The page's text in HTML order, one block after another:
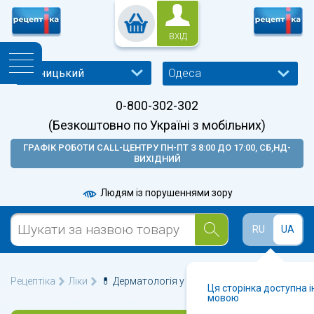
ВХІД
Одеса
0-800-302-302
(Безкоштовно по Україні з мобільних)
ГРАФІК РОБОТИ CALL-ЦЕНТРУ ПН-ПТ З 8:00 ДО 17:00, СБ,НД-
ВИХІДНИЙ
Людям із порушеннями зору
RU UA
Ця сторінка доступна
мовою
Рецептіка Ліки 💊 Дерматологія у Одесі 🩺